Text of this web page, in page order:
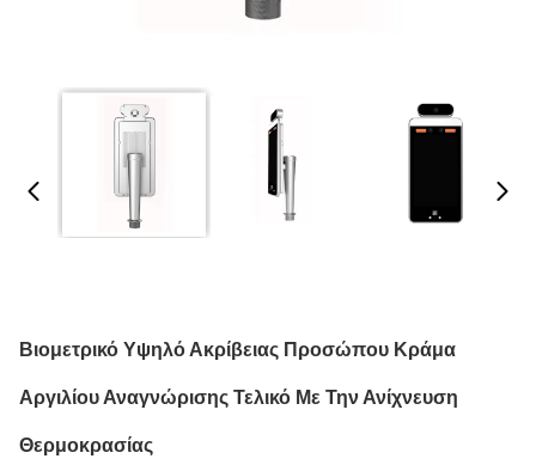
Βιομετρικό Υψηλό Ακρίβειας Προσώπου Κράμα
Αργιλίου Αναγνώρισης Τελικό Με Την Ανίχνευση
Θερμοκρασίας